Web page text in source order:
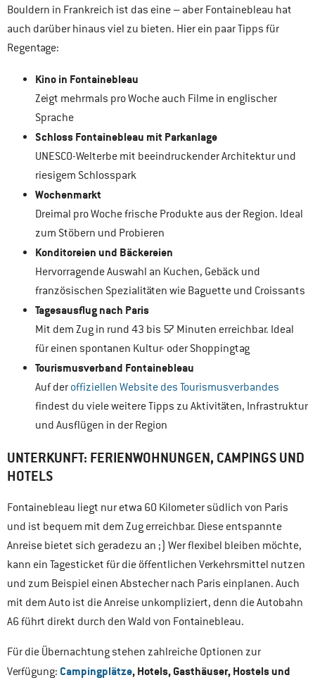
Bouldern in Frankreich ist das eine – aber Fontainebleau hat
auch darüber hinaus viel zu bieten. Hier ein paar Tipps für
Regentage:
Kino in Fontainebleau
Zeigt mehrmals pro Woche auch Filme in englischer
Sprache
Schloss Fontainebleau mit Parkanlage
UNESCO-Welterbe mit beeindruckender Architektur und
riesigem Schlosspark
Wochenmarkt
Dreimal pro Woche frische Produkte aus der Region. Ideal
zum Stöbern und Probieren
Konditoreien und Bäckereien
Hervorragende Auswahl an Kuchen, Gebäck und
französischen Spezialitäten wie Baguette und Croissants
Tagesausflug nach Paris
Mit dem Zug in rund 43 bis 57 Minuten erreichbar. Ideal
für einen spontanen Kultur- oder Shoppingtag
Tourismusverband Fontainebleau
Auf der offiziellen Website des Tourismusverbandes
findest du viele weitere Tipps zu Aktivitäten, Infrastruktur
und Ausflügen in der Region
UNTERKUNFT: FERIENWOHNUNGEN, CAMPINGS UND
HOTELS
Fontainebleau liegt nur etwa 60 Kilometer südlich von Paris
und ist bequem mit dem Zug erreichbar. Diese entspannte
Anreise bietet sich geradezu an ;) Wer flexibel bleiben möchte,
kann ein Tagesticket für die öffentlichen Verkehrsmittel nutzen
und zum Beispiel einen Abstecher nach Paris einplanen. Auch
mit dem Auto ist die Anreise unkompliziert, denn die Autobahn
A6 führt direkt durch den Wald von Fontainebleau.
Für die Übernachtung stehen zahlreiche Optionen zur
Verfügung: Campingplätze, Hotels, Gasthäuser, Hostels und